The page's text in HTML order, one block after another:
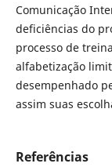
Comunicação
deficiências do
processo de
alfabetização
desempenhado
assim suas
Referências